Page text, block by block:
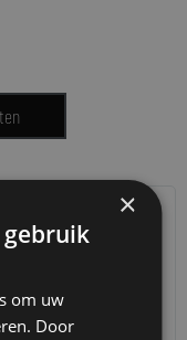
×
gebruik
om uw
Door